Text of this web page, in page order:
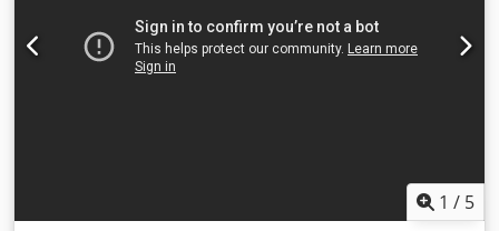
36.000 mm/min Csdjzi Awhopfx Ad Norf
Cambiaherramientas: automático, 60 posiciones Longitud
máxima de la herramienta: 300 mm Refrigeración a través
refrigeración a través del husillo de 70 bar, techo fijo para
1 / 5